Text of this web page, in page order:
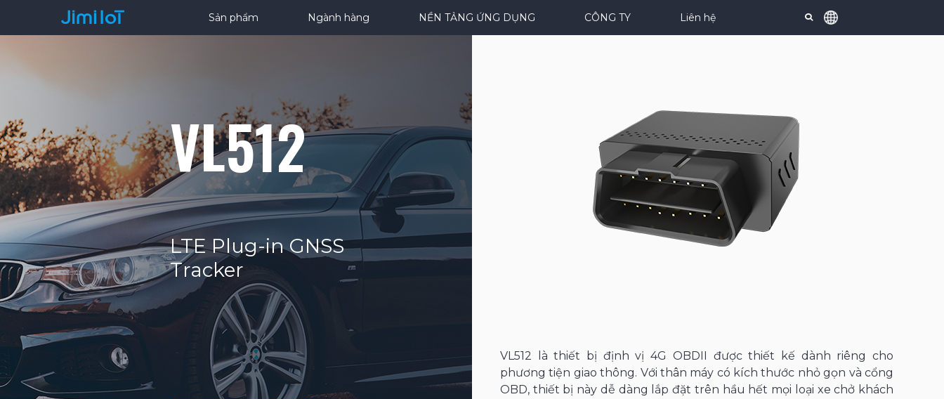
Sản phẩm Ngành hàng NỀN TẢNG ỨNG DỤNG CÔNG TY Liên hệ
VL512
LTE Plug-in GNSS
Tracker
VL512 là thiết bị định vị 4G OBDII được thiết kế dành riêng cho
phương tiện giao thông. Với thân máy có kích thước nhỏ gọn và cổng
OBD, thiết bị này dễ dàng lắp đặt trên hầu hết mọi loại xe chở khách